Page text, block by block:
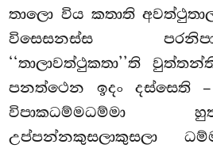
තාලො විය කතාති
විසෙසනස්ස
‘‘තාලාවත්ථුකතා’’ති
පනත්ථෙන ඉදං දස්සෙති
විපාකධම්මධම්මා
උප්පන්නකුසලාකුසලා